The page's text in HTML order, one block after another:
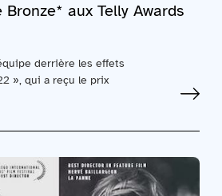
aux Telly Awards
derrière les effets
», qui a reçu le prix